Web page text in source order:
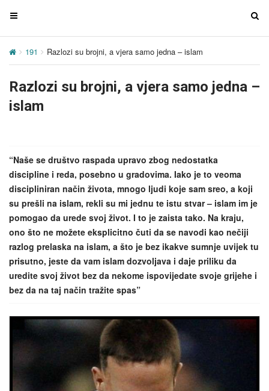
T
g
e
n
g
a
t
i
o
n
T
e
t
i
191 Razlozi su brojni, a vjera samo jedna – islam
Razlozi su brojni, a vjera samo jedna –
islam
“Naše se društvo raspada upravo zbog nedostatka
discipline i reda, posebno u gradovima. Iako je to veoma
discipliniran način života, mnogo ljudi koje sam sreo, a koji
su prešli na islam, rekli su mi jednu te istu stvar – islam im je
pomogao da urede svoj život. I to je zaista tako. Na kraju,
ono što ne možete eksplicitno čuti da se navodi kao nečiji
razlog prelaska na islam, a što je bez ikakve sumnje uvijek tu
prisutno, jeste da vam islam dozvoljava i daje priliku da
uredite svoj život bez da nekome ispovijedate svoje grijehe i
bez da na taj način tražite spas”